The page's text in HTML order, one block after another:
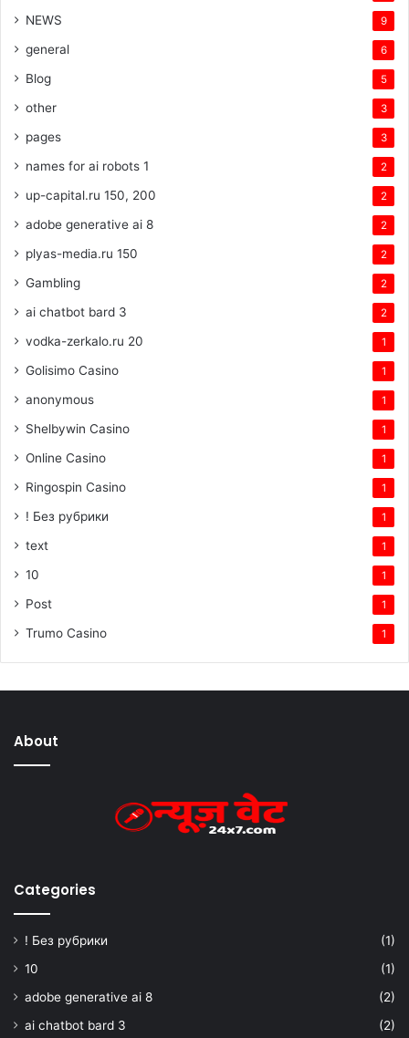
NEWS 9
general 6
Blog 5
other 3
pages 3
names for ai robots 1 2
up-capital.ru 150, 200 2
adobe generative ai 8 2
plyas-media.ru 150 2
Gambling 2
ai chatbot bard 3 2
vodka-zerkalo.ru 20 1
Golisimo Casino 1
anonymous 1
Shelbywin Casino 1
Online Casino 1
Ringospin Casino 1
! Без рубрики 1
text 1
10 1
Post 1
Trumo Casino 1
About
Categories
! Без рубрики
(1)
10
(1)
adobe generative ai 8
(2)
ai chatbot bard 3
(2)